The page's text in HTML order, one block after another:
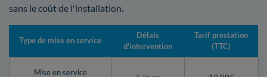
sans le coût de l'installation.
Type de mise en service
Délais
d'intervention
Tarif prestation
(TTC)
Mise en service